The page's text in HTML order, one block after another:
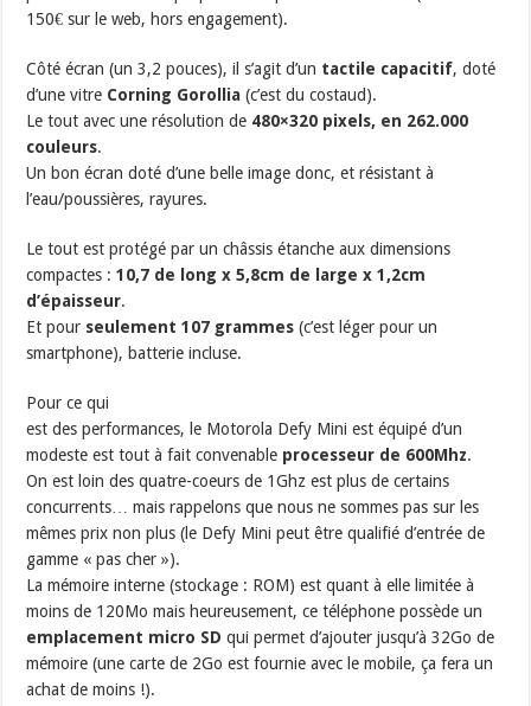
150€ sur le web, hors engagement).
Côté écran (un 3,2 pouces), il s’agit d’un tactile capacitif, doté
d’une vitre Corning Gorollia (c’est du costaud).
Le tout avec une résolution de 480×320 pixels, en 262.000
couleurs.
Un bon écran doté d’une belle image donc, et résistant à
l’eau/poussières, rayures.
Le tout est protégé par un châssis étanche aux dimensions
compactes :10,7 de long x 5,8cm de large x 1,2cm
d’épaisseur.
Et pour seulement 107 grammes (c’est léger pour un
smartphone), batterie incluse.
Pour ce qui
est des performances, le Motorola Defy Mini est équipé d’un
modeste est tout à fait convenable processeur de 600Mhz.
On est loin des quatre-coeurs de 1Ghz est plus de certains
concurrents… mais rappelons que nous ne sommes pas sur les
mêmes prix non plus (le Defy Mini peut être qualifié d’entrée de
gamme « pas cher »).
La mémoire interne (stockage : ROM) est quant à elle limitée à
moins de 120Mo mais heureusement, ce téléphone possède un
emplacement micro SDqui permet d’ajouter jusqu’à 32Go de
mémoire (une carte de 2Go est fournie avec le mobile, ça fera un
achat de moins !).